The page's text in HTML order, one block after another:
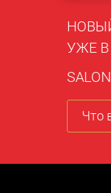
УЖЕ
Что